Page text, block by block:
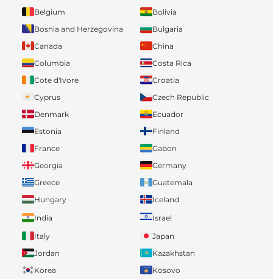
Belgium
Bolivia
Bosnia and Herzegovina
Bulgaria
Canada
China
Columbia
Costa Rica
Cote d'Ivore
Croatia
Cyprus
Czech Republic
Denmark
Ecuador
Estonia
Finland
France
Gabon
Georgia
Germany
Greece
Guatemala
Hungary
Iceland
India
Israel
Italy
Japan
Jordan
Kazakhstan
Korea
Kosovo